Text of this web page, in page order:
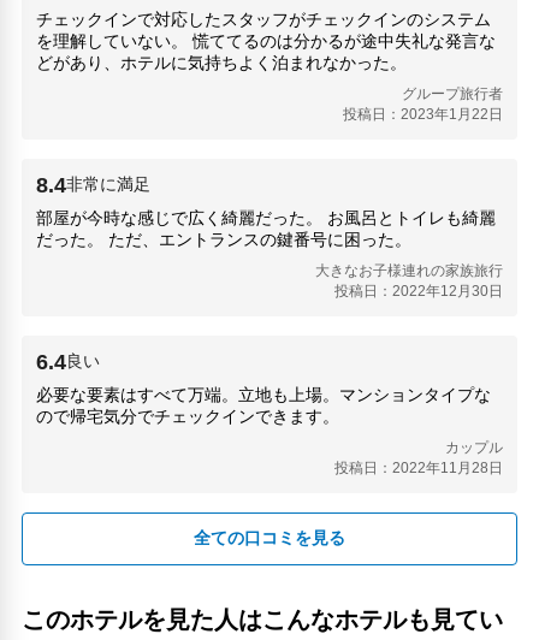
チェックインで対応したスタッフがチェックインのシステム
を理解していない。 慌ててるのは分かるが途中失礼な発言な
どがあり、ホテルに気持ちよく泊まれなかった。
グループ旅行者
投稿日：2023年1月22日
8.4非常に満足
部屋が今時な感じで広く綺麗だった。 お風呂とトイレも綺麗
だった。 ただ、エントランスの鍵番号に困った。
大きなお子様連れの家族旅行
投稿日：2022年12月30日
6.4良い
必要な要素はすべて万端。立地も上場。マンションタイプな
ので帰宅気分でチェックインできます。
カップル
投稿日：2022年11月28日
全ての口コミを見る
このホテルを見た人はこんなホテルも見てい